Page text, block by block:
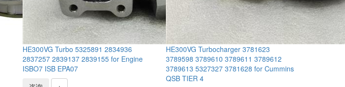
HE300VG Turbo 5325891 2834936
2837257 2839137 2839155 for Engine
ISBO7 ISB EPA07
HE300VG Turbocharger 3781623
3789598 3789610 3789611 3789612
3789613 5327327 3781628 for Cummins
QSB TIER 4